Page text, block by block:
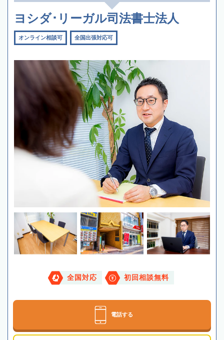
ヨシダ･リーガル司法書士法人
オンライン相談可 全国出張対応可
全国対応 初回相談無料
電話する